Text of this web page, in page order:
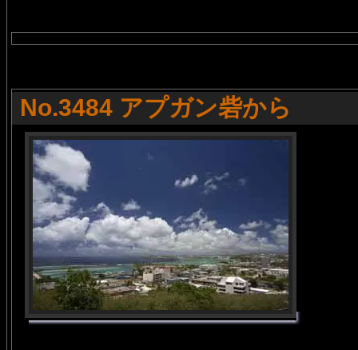
No.3484 アプガン砦から